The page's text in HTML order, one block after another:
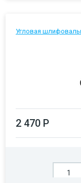
Угловая
2 470 Р